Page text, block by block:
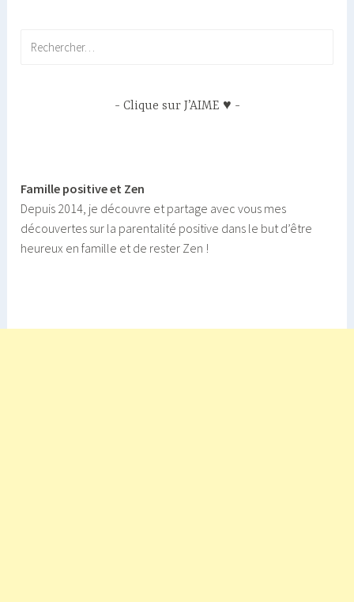
Clique sur J’AIME ♥
Famille positive et Zen
Depuis 2014, je découvre et partage avec vous mes
découvertes sur la parentalité positive dans le but d’être
heureux en famille et de rester Zen !